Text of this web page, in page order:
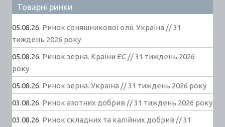
Товарні ринки
05.08.26. Ринок соняшникової олії. Україна // 31
тиждень 2026 року
05.08.26. Ринок зерна. Країни ЄС // 31 тиждень 2026
року
05.08.26. Ринок зерна. Україна // 31 тиждень 2026 року
03.08.26. Ринок азотних добрив // 31 тиждень 2026 року
03.08.26. Ринок складних та калійних добрив // 31